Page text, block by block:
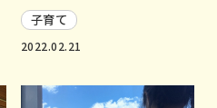
子育て
2022.02.21